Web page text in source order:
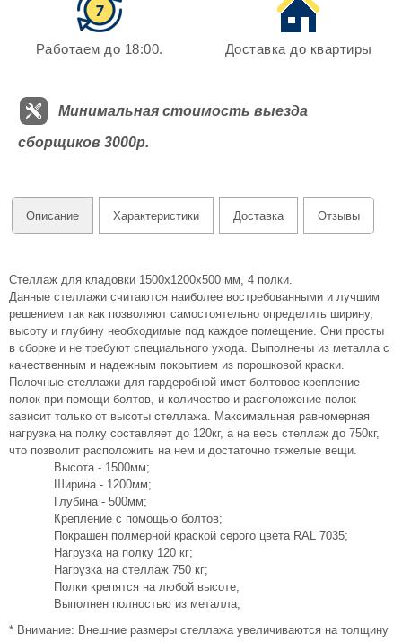
Работаем до 18:00. Доставка до квартиры
Минимальная стоимость выезда
сборщиков 3000р.
Описание Характеристики Доставка Отзывы
Стеллаж для кладовки 1500х1200х500 мм, 4 полки.
Данные стеллажи считаются наиболее востребованными и лучшим
решением так как позволяют самостоятельно определить ширину,
высоту и глубину необходимые под каждое помещение. Они просты
в сборке и не требуют специального ухода. Выполнены из металла с
качественным и надежным покрытием из порошковой краски.
Полочные стеллажи для гардеробной имет болтовое крепление
полок при помощи болтов, и количество и расположение полок
зависит только от высоты стеллажа. Максимальная равномерная
нагрузка на полку составляет до 120кг, а на весь стеллаж до 750кг,
что позволит расположить на нем и достаточно тяжелые вещи.
Высота - 1500мм;
Ширина - 1200мм;
Глубина - 500мм;
Крепление с помощью болтов;
Покрашен полмерной краской серого цвета RAL 7035;
Нагрузка на полку 120 кг;
Нагрузка на стеллаж 750 кг;
Полки крепятся на любой высоте;
Выполнен полностью из металла;
* Внимание: Внешние размеры стеллажа увеличиваются на толщину